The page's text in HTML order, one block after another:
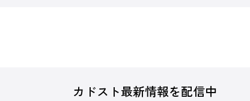
カドスト最新情報を配信中